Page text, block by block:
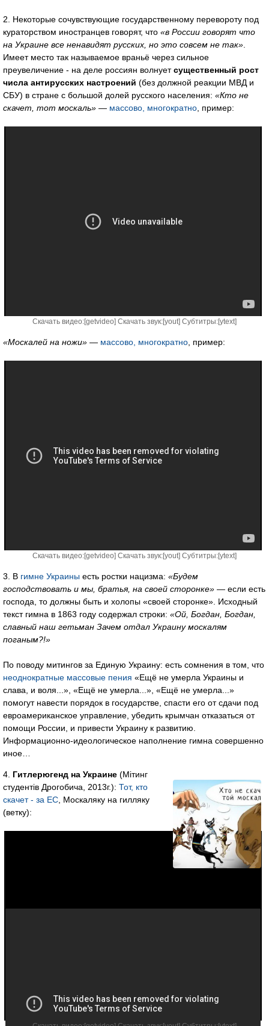
2. Некоторые сочувствующие государственному перевороту под
кураторством иностранцев говорят, что «в России говорят что
на Украине все ненавидят русских, но это совсем не так»
Имеет место так называемое враньё через сильное
преувеличение - на деле россиян волнуетсущественный рост
числа антирусских настроений (без должной реакции МВД и
СБУ) в стране с большой долей русского населения: «Кто не
скачет, тот москаль» — массово, многократно , пример:
Скачать видео:[getvideo] Скачать звук:[yout] Субтитры:[ytext]
«Москалей на ножи» — массово, многократно , пример:
Скачать видео:[getvideo] Скачать звук:[yout] Субтитры:[ytext]
3. В гимне Украины есть ростки нацизма: «Будем
господствовать и мы, братья, на своей сторонке» — если есть
господа, то должны быть и холопы «своей сторонке». Исходный
текст гимна в 1863 году содержал строки: «Ой, Богдан, Богдан,
славный наш гетьман Зачем отдал Украину москалям
поганым?!»
По поводу митингов за Единую Украину: есть сомнения в том, что
неоднократные массовые пения «Ещё не умерла Украины и
слава, и воля...», «Ещё не умерла...», «Ещё не умерла...»
помогут навести порядок в государстве, спасти его от сдачи под
евроамериканское управление, убедить крымчан отказаться от
помощи России, и привести Украину к развитию.
Информационно-идеологическое наполнение гимна совершенно
иное…
4. Гитлерюгенд на Украине (Мітинг
студентів Дрогобича, 2013г.): Тот, кто
скачет - за ЕС , Москаляку на гилляку
(ветку):